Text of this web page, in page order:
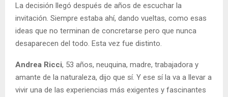
La decisión llegó después de años de escuchar la
invitación. Siempre estaba ahí, dando vueltas, como esas
ideas que no terminan de concretarse pero que nunca
desaparecen del todo. Esta vez fue distinto.
Andrea Ricci, 53 años, neuquina, madre, trabajadora y
amante de la naturaleza, dijo que sí. Y ese sí la va a llevar a
vivir una de las experiencias más exigentes y fascinantes